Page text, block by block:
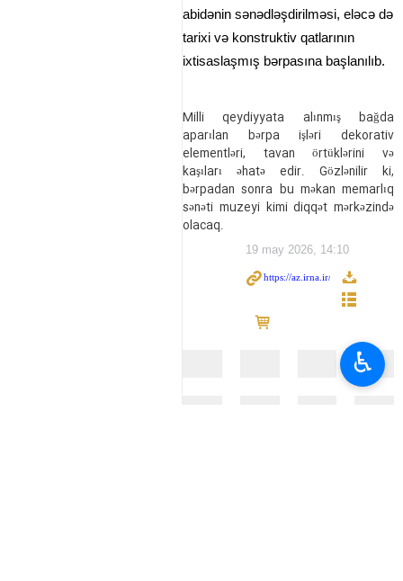
abidənin sənədləşdirilməsi, eləcə də
tarixi və konstruktiv qatlarının
ixtisaslaşmış bərpasına başlanılıb.
Milli qeydiyyata alınmış bağda
aparılan bərpa işləri dekorativ
elementləri, tavan örtüklərini və
kaşıları əhatə edir. Gözlənilir ki,
bərpadan sonra bu məkan memarlıq
sənəti muzeyi kimi diqqət mərkəzində
olacaq.
19 may 2026, 14:10
♿︎